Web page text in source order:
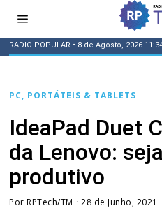
RADIO POPULAR • 8 de Agosto, 2026
PC, PORTÁTEIS & TABLETS
IdeaPad Duet
da Lenovo:
produtivo
PorRPTech/TM 28 de Junho, 2021